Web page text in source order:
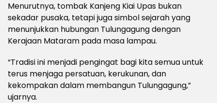
Menurutnya, tombak Kanjeng Kiai Upas bukan
sekadar pusaka, tetapi juga simbol sejarah yang
menunjukkan hubungan Tulungagung dengan
Kerajaan Mataram pada masa lampau.
“Tradisi ini menjadi pengingat bagi kita semua untuk
terus menjaga persatuan, kerukunan, dan
kekompakan dalam membangun Tulungagung,”
ujarnya.